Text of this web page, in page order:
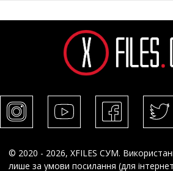
© 2020 - 2026, XFILES СУМ.
лише за умови посилання (для